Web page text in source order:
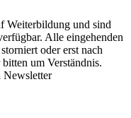
Weiterbildung und sind
Alle eingehenden
oder erst nach
um Verständnis.
Newsletter